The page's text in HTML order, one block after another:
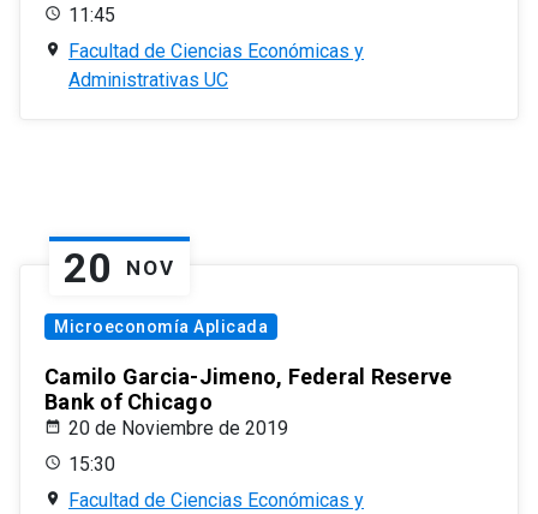
11:45
Facultad de Ciencias Económicas y
Administrativas UC
20 NOV
Microeconomía Aplicada
Camilo Garcia-Jimeno, Federal Reserve
Bank of Chicago
20 de Noviembre de 2019
15:30
Facultad de Ciencias Económicas y